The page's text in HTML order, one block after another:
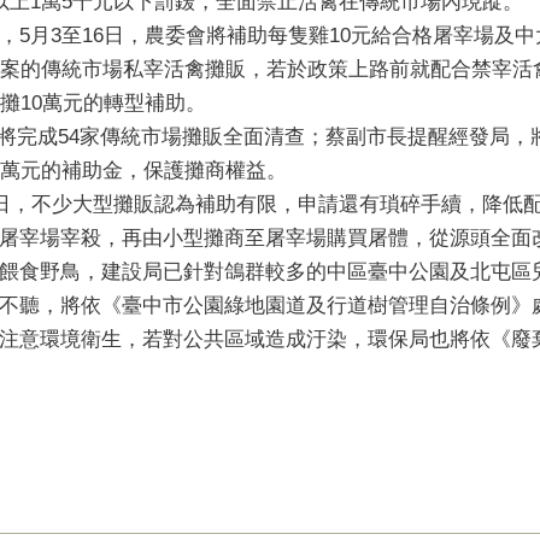
5月3至16日，農委會將補助每隻雞10元給合格屠宰場及
的傳統市場私宰活禽攤販，若於政策上路前就配合禁宰
10萬元的轉型補助。
完成54家傳統市場攤販全面清查；蔡副市長提醒經發局
元的補助金，保護攤商權益。
，不少大型攤販認為補助有限，申請還有瑣碎手續，降低
宰場宰殺，再由小型攤商至屠宰場購買屠體，從源頭全面
食野鳥，建設局已針對鴿群較多的中區臺中公園及北屯
聽，將依《臺中市公園綠地園道及行道樹管理自治條例
意環境衛生，若對公共區域造成汙染，環保局也將依《